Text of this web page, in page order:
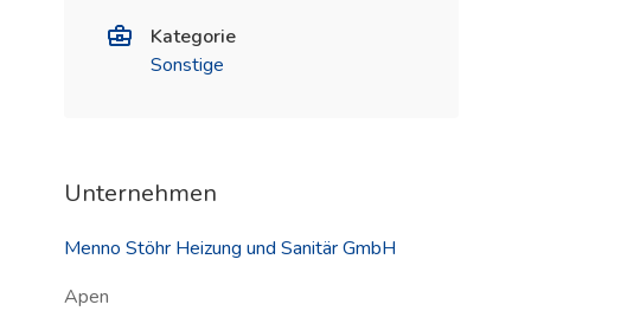
Kategorie
Sonstige
Unternehmen
Menno Stöhr Heizung und Sanitär GmbH
Apen